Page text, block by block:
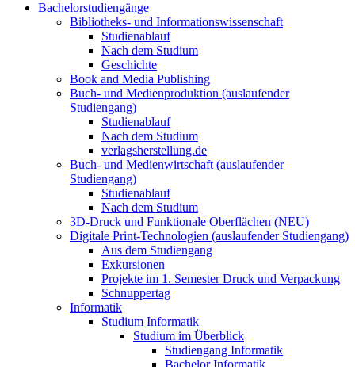
Bachelorstudiengänge
Bibliotheks- und Informationswissenschaft
Studienablauf
Nach dem Studium
Geschichte
Book and Media Publishing
Buch- und Medienproduktion (auslaufender
Studiengang)
Studienablauf
Nach dem Studium
verlagsherstellung.de
Buch- und Medienwirtschaft (auslaufender
Studiengang)
Studienablauf
Nach dem Studium
3D-Druck und Funktionale Oberflächen (NEU)
Digitale Print-Technologien (auslaufender Studiengang)
Aus dem Studiengang
Exkursionen
Projekte im 1. Semester Druck und Verpackung
Schnuppertag
Informatik
Studium Informatik
Studium im Überblick
Studiengang Informatik